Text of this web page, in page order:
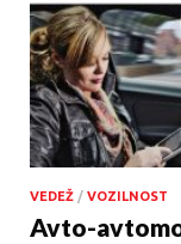
VEDEŽ / VOZILNOST
Avto-